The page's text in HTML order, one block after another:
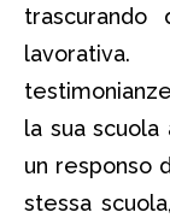
trascurando
la sua scuola
un responso
stessa